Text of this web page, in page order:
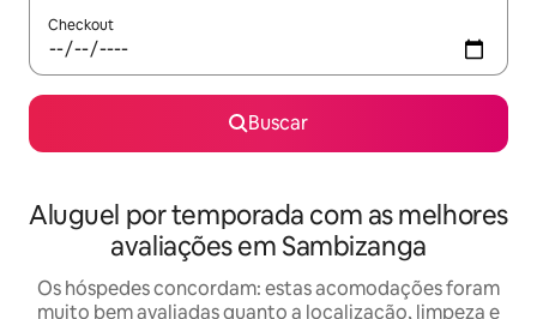
Checkout
Buscar
Aluguel por temporada com as melhores
avaliações em Sambizanga
Os hóspedes concordam: estas acomodações foram
muito bem avaliadas quanto a localização, limpeza e